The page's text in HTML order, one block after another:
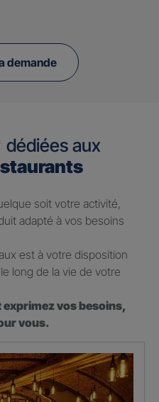
demande
dédiées aux
soit votre activité,
adapté à vos besoins
est à votre disposition
long de la vie de votre
vos besoins,
vous.